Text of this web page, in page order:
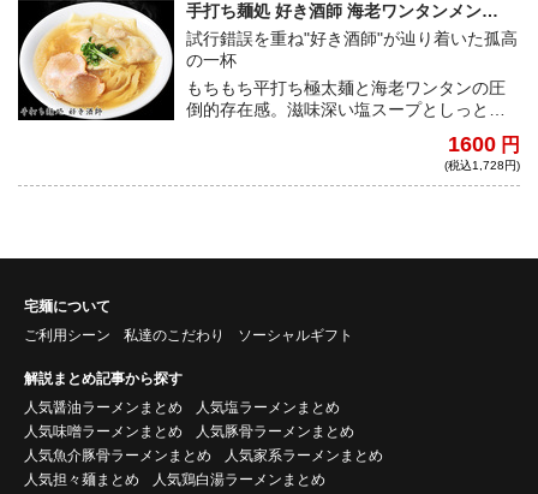
手打ち麺処 好き酒師 海老ワンタンメン
（塩）
試行錯誤を重ね"好き酒師"が辿り着いた孤高
の一杯
もちもち平打ち極太麺と海老ワンタンの圧
倒的存在感。滋味深い塩スープとしっとり
1600 円
(税込1,728円)
宅麺について
ご利用シーン
私達のこだわり ソーシャルギフト
解説まとめ記事から探す
人気醤油ラーメンまとめ
人気塩ラーメンまとめ
人気味噌ラーメンまとめ
人気豚骨ラーメンまとめ
人気魚介豚骨ラーメンまとめ
人気家系ラーメンまとめ
人気担々麺まとめ
人気鶏白湯ラーメンまとめ